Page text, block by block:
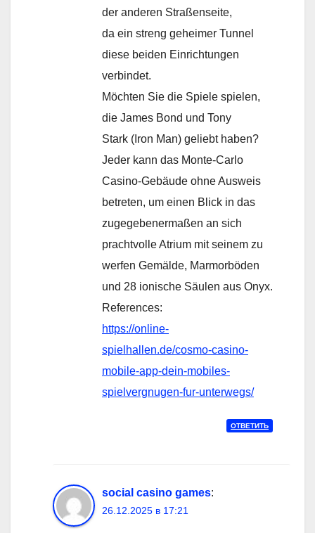
der anderen Straßenseite,
da ein streng geheimer Tunnel
diese beiden Einrichtungen
verbindet.
Möchten Sie die Spiele spielen,
die James Bond und Tony
Stark (Iron Man) geliebt haben?
Jeder kann das Monte-Carlo
Casino-Gebäude ohne Ausweis
betreten, um einen Blick in das
zugegebenermaßen an sich
prachtvolle Atrium mit seinem zu
werfen Gemälde, Marmorböden
und 28 ionische Säulen aus Onyx.
References:
https://online-
spielhallen.de/cosmo-casino-
mobile-app-dein-mobiles-
spielvergnugen-fur-unterwegs/
ОТВЕТИТЬ
social casino games:
26.12.2025 в 17:21